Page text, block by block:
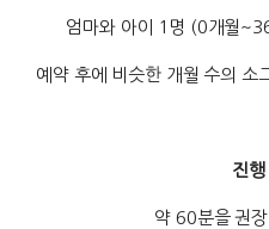
엄마와 아이 1명 (0개월
예약 후에 비슷한 개월 수의 소
진
약 60분을 권